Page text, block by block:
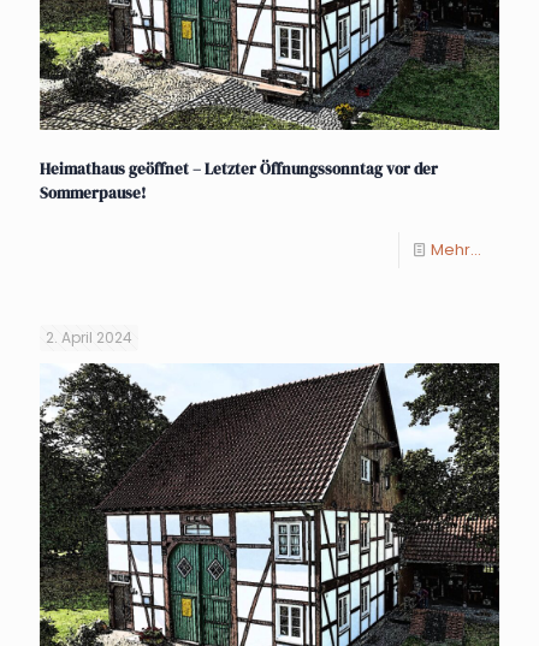
Heimathaus geöffnet – Letzter Öffnungssonntag vor der
Sommerpause!
Mehr...
2. April 2024